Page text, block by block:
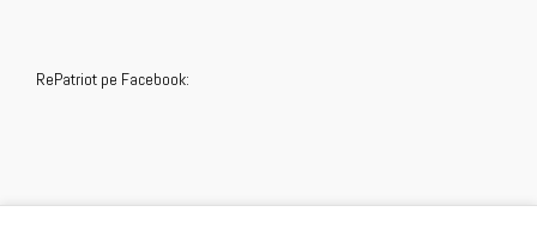
RePatriot pe Facebook: